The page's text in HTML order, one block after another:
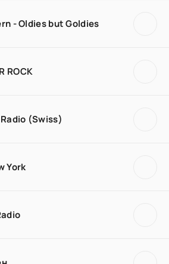
- Oldies but Goldies
ROCK
(Swiss)
York